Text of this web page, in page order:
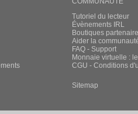
Tutoriel du lecteur
Évènements IRL
Boutiques
Aider la
FAQ - Support
Monnaie virtuelle :
CGU - Conditions
Sitemap